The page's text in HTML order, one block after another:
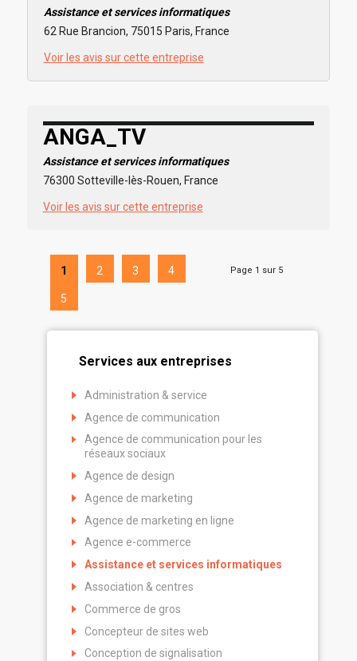
Assistance et services informatiques
62 Rue Brancion, 75015 Paris, France
Voir les avis sur cette entreprise
ANGA_TV
Assistance et services informatiques
76300 Sotteville-lès-Rouen, France
Voir les avis sur cette entreprise
Page 1 sur 5
1 2 3 4
5
Services aux entreprises
Administration & service
Agence de communication
Agence de communication pour les
réseaux sociaux
Agence de design
Agence de marketing
Agence de marketing en ligne
Agence e-commerce
Assistance et services informatiques
Association & centres
Commerce de gros
Concepteur de sites web
Conception de signalisation